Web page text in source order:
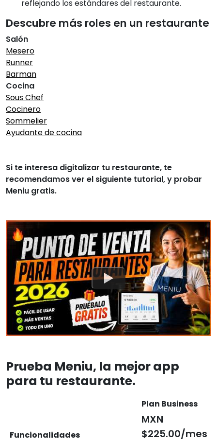
reflejando los estándares del restaurante.
Descubre más roles en un restaurante
Salón
Mesero
Runner
Barman
Cocina
Sous Chef
Cocinero
Sommelier
Ayudante de cocina
Si te interesa digitalizar tu restaurante, te
recomendamos ver el siguiente tutorial, y probar
Meniu gratis.
Prueba Meniu, la mejor app
para tu restaurante.
Funcionalidades
Plan Business
MXN
$225.00/mes